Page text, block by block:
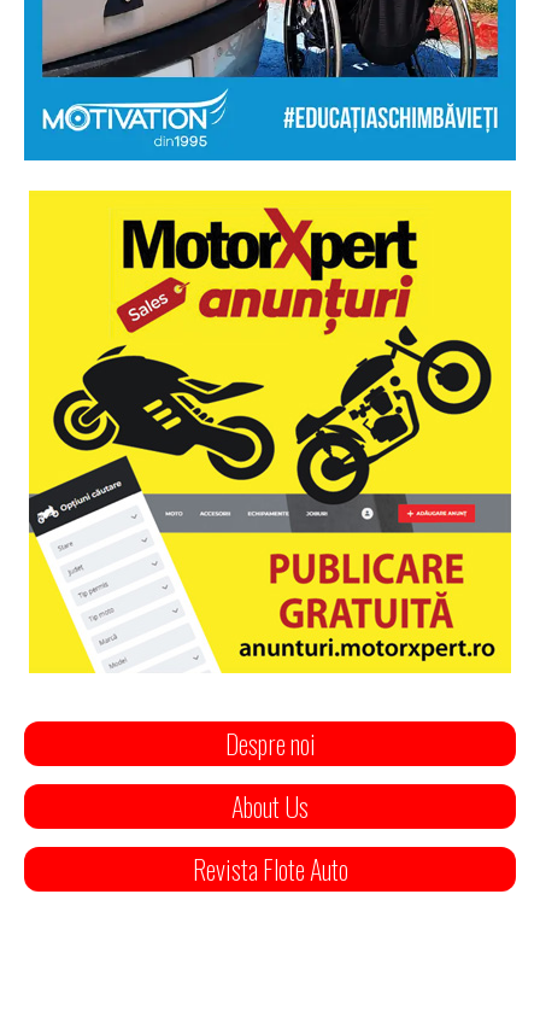
Despre noi
About Us
Revista Flote Auto